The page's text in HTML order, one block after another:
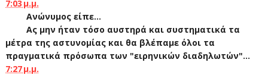
7:03 μ.μ.
Ανώνυμος είπε...
Ας μην ήταν τόσο αυστηρά και συστηματικά τα
μέτρα της αστυνομίας και θα βλέπαμε όλοι τα
πραγματικά πρόσωπα των "ειρηνικών διαδηλωτών"...
7:27 μ.μ.